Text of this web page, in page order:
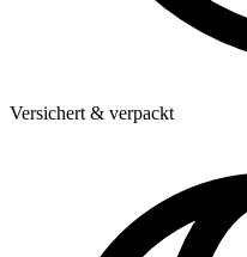
Versichert & verpackt